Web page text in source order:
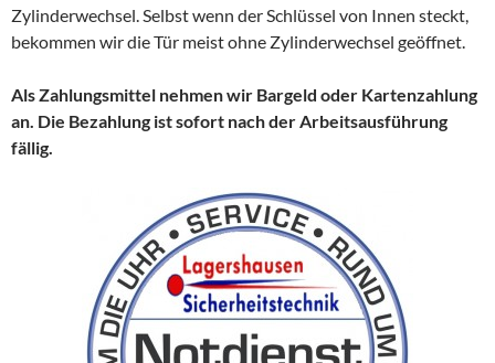
Zylinderwechsel. Selbst wenn der Schlüssel von Innen steckt,
bekommen wir die Tür meist ohne Zylinderwechsel geöffnet.
Als Zahlungsmittel nehmen wir Bargeld oder Kartenzahlung
an. Die Bezahlung ist sofort nach der Arbeitsausführung
fällig.